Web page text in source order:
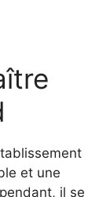
et une
il se